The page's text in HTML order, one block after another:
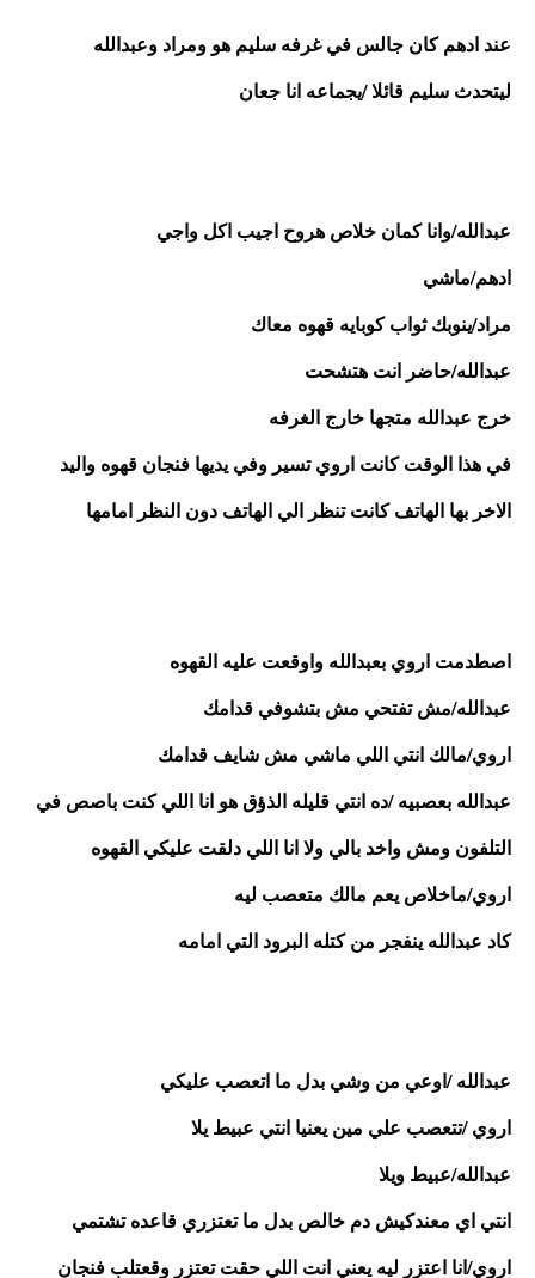
عند ادهم كان جالس في غرفه سليم هو ومراد وعبدالله
ليتحدث سليم قائلا /يجماعه انا جعان
عبدالله/وانا كمان خلاص هروح اجيب اكل واجي
ادهم/ماشي
مراد/ينوبك ثواب كوبايه قهوه معاك
عبدالله/حاضر انت هتشحت
خرج عبدالله متجها خارج الغرفه
الاخر بها الهاتف كانت تنظر الي الهاتف دون النظر امامها
اصطدمت اروي بعبدالله واوقعت عليه القهوه
عبدالله/مش تفتحي مش بتشوفي قدامك
اروي/مالك انتي اللي ماشي مش شايف قدامك
التلفون ومش واخد بالي ولا انا اللي دلقت عليكي القهوه
اروي/ماخلاص يعم مالك متعصب ليه
كاد عبدالله ينفجر من كتله البرود التي امامه
عبدالله /اوعي من وشي بدل ما اتعصب عليكي
اروي /تتعصب علي مين يعنيا انتي عبيط يلا
عبدالله/عبيط ويلا
انتي اي معندكيش دم خالص بدل ما تعتزري قاعده تشتمي